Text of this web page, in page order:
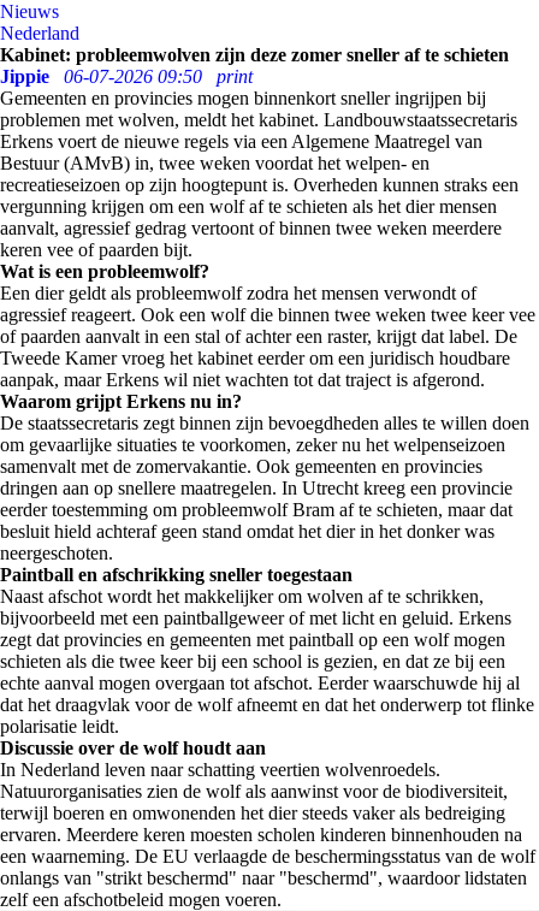
Nieuws
Nederland
Kabinet: probleemwolven zijn deze zomer sneller af te schieten
Jippie
06-07-2026 09:50
print
Gemeenten en provincies mogen binnenkort sneller ingrijpen bij
problemen met wolven, meldt het kabinet. Landbouwstaatssecretaris
Erkens voert de nieuwe regels via een Algemene Maatregel van
Bestuur (AMvB) in, twee weken voordat het welpen- en
recreatieseizoen op zijn hoogtepunt is. Overheden kunnen straks een
vergunning krijgen om een wolf af te schieten als het dier mensen
aanvalt, agressief gedrag vertoont of binnen twee weken meerdere
keren vee of paarden bijt.
Wat is een probleemwolf?
Een dier geldt als probleemwolf zodra het mensen verwondt of
agressief reageert. Ook een wolf die binnen twee weken twee keer vee
of paarden aanvalt in een stal of achter een raster, krijgt dat label. De
Tweede Kamer vroeg het kabinet eerder om een juridisch houdbare
aanpak, maar Erkens wil niet wachten tot dat traject is afgerond.
Waarom grijpt Erkens nu in?
De staatssecretaris zegt binnen zijn bevoegdheden alles te willen doen
om gevaarlijke situaties te voorkomen, zeker nu het welpenseizoen
samenvalt met de zomervakantie. Ook gemeenten en provincies
dringen aan op snellere maatregelen. In Utrecht kreeg een provincie
eerder toestemming om probleemwolf Bram af te schieten, maar dat
besluit hield achteraf geen stand omdat het dier in het donker was
neergeschoten.
Paintball en afschrikking sneller toegestaan
Naast afschot wordt het makkelijker om wolven af te schrikken,
bijvoorbeeld met een paintballgeweer of met licht en geluid. Erkens
zegt dat provincies en gemeenten met paintball op een wolf mogen
schieten als die twee keer bij een school is gezien, en dat ze bij een
echte aanval mogen overgaan tot afschot. Eerder waarschuwde hij al
dat het draagvlak voor de wolf afneemt en dat het onderwerp tot flinke
polarisatie leidt.
Discussie over de wolf houdt aan
In Nederland leven naar schatting veertien wolvenroedels.
Natuurorganisaties zien de wolf als aanwinst voor de biodiversiteit,
terwijl boeren en omwonenden het dier steeds vaker als bedreiging
ervaren. Meerdere keren moesten scholen kinderen binnenhouden na
een waarneming. De EU verlaagde de beschermingsstatus van de wolf
onlangs van "strikt beschermd" naar "beschermd", waardoor lidstaten
zelf een afschotbeleid mogen voeren.